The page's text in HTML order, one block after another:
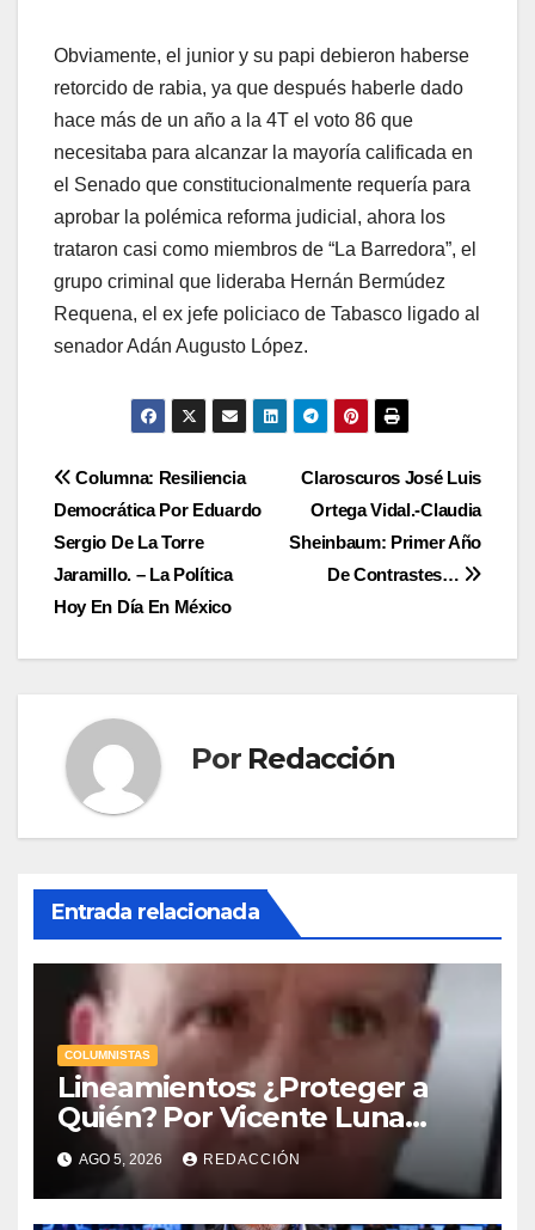
Obviamente, el junior y su papi debieron haberse
retorcido de rabia, ya que después haberle dado
hace más de un año a la 4T el voto 86 que
necesitaba para alcanzar la mayoría calificada en
el Senado que constitucionalmente requería para
aprobar la polémica reforma judicial, ahora los
trataron casi como miembros de “La Barredora”, el
grupo criminal que lideraba Hernán Bermúdez
Requena, el ex jefe policiaco de Tabasco ligado al
senador Adán Augusto López.
Navegación
de
entradas
Claroscuros José Luis
Ortega Vidal.-Claudia
Sheinbaum: Primer Año
De Contrastes…
Columna: Resiliencia
Democrática Por Eduardo
Sergio De La Torre
Jaramillo. – La Política
Hoy En Día En México
Por Redacción
Entrada relacionada
COLUMNISTAS
Lineamientos: ¿Proteger a
Quién? Por Vicente Luna
Hernández
AGO 5, 2026 REDACCIÓN